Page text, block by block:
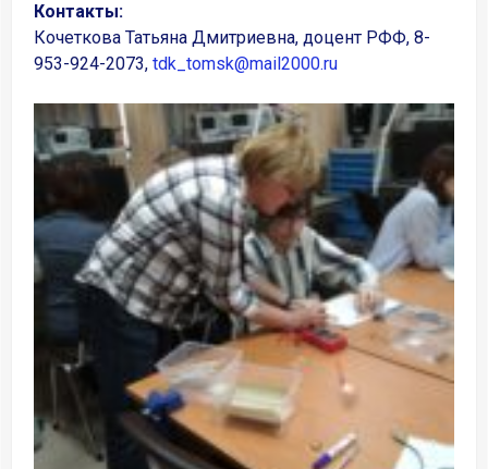
Контакты:
Кочеткова Татьяна Дмитриевна, доцент РФФ, 8-
953-924-2073, tdk_tomsk@mail2000.ru